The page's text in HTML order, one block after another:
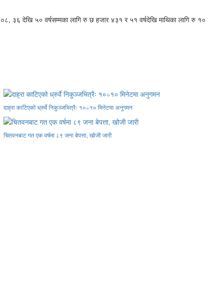
३६ देखि ५० वर्षसम्मका लागि रु छ हजार ४३१ र ५१ वर्षदेखि माथिका लागि रु १०
दाह्रा काटिएको ध्रुर्वे निकुञ्जभित्रैः १०÷१० मिनेटमा अनुगमन
चितवनबाट गत एक वर्षमा ८९ जना बेपत्ता, खोजी जारी